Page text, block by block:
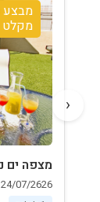
מבצע
מקלט
מצפה ים
24/07/2626 - 01/08/2626
‹